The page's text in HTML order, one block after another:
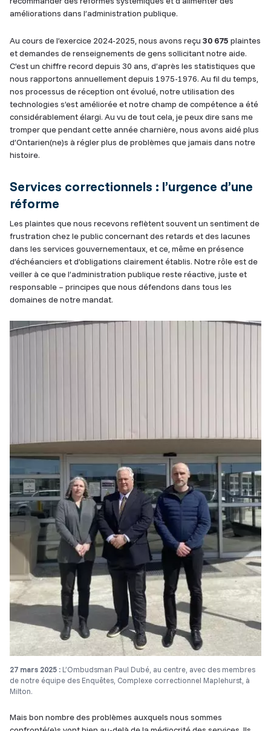
améliorations dans l’administration publique.
Au cours de l’exercice 2024-2025, nous avons reçu 30 675 plaintes
et demandes de renseignements de gens sollicitant notre aide.
C’est un chiffre record depuis 30 ans, d’après les statistiques que
nous rapportons annuellement depuis 1975-1976. Au fil du temps,
nos processus de réception ont évolué, notre utilisation des
technologies s’est améliorée et notre champ de compétence a été
considérablement élargi. Au vu de tout cela, je peux dire sans me
tromper que pendant cette année charnière, nous avons aidé plus
d’Ontarien(ne)s à régler plus de problèmes que jamais dans notre
histoire.
Services correctionnels : l’urgence d’une
réforme
Les plaintes que nous recevons reflètent souvent un sentiment de
frustration chez le public concernant des retards et des lacunes
dans les services gouvernementaux, et ce, même en présence
d’échéanciers et d’obligations clairement établis. Notre rôle est de
veiller à ce que l’administration publique reste réactive, juste et
responsable – principes que nous défendons dans tous les
domaines de notre mandat.
27 mars 2025 : L’Ombudsman Paul Dubé, au centre, avec des membres
de notre équipe des Enquêtes, Complexe correctionnel Maplehurst, à
Milton.
Mais bon nombre des problèmes auxquels nous sommes